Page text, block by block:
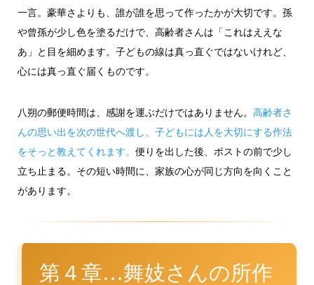
一言。豪華さよりも、誰が誰を思って作ったかが大切です。孫
や曾孫が少し色を塗るだけで、高齢者さんは「これはええな
あ」と目を細めます。子どもの線は真っ直ぐではないけれど、
心には真っ直ぐ届くものです。
八朔の郵便時間は、感謝を運ぶだけではありません。 高齢者さ
んの思い出を次の世代へ渡し、子どもには人を大切にする作法
をそっと教えてくれます。 便りを出した後、ポストの前で少し
立ち止まる。その短い時間に、家族の心が同じ方向を向くこと
があります。
第４章…舞妓さんの所作